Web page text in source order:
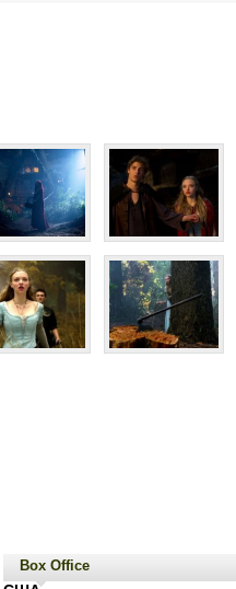
Box Office